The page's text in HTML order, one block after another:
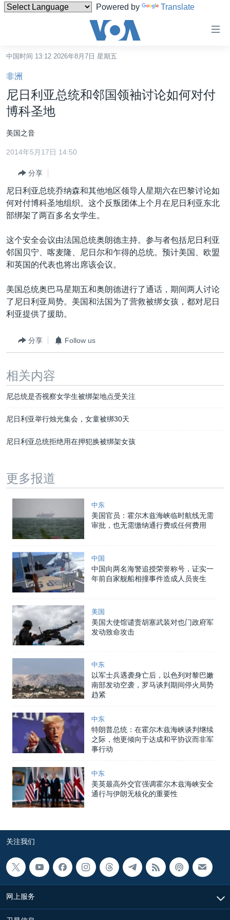
Powered by Translate
碍
链
接
跳
内
容
导
航
转
到
检
中国
最新国际新闻
印太
中东
非洲
美洲
全球议题
分类新闻
经济·金融·贸易
人权·法律·宗教
军事
劳工
环境
美中关系
热点专题
国会报道
美中关系
美国建国250周年
埃博拉疫情
重要讲话与声明
南中国海争端
关注西藏
关注新疆
GEN Z 看美国
VOA今日焦点
中文广播
关注我们
其他语言网站
中国时间 13:12 2026年8月7日 星期五
非洲
尼日利亚总统和邻国领袖讨论如何对付
博科圣地
美国之音
2014年5月17日 14:50
分享
尼日利亚总统乔纳森和其他地区领导人星期六在巴黎讨论如
何对付博科圣地组织。这个反叛团体上个月在尼日利亚东北
部绑架了两百多名女学生。
这个安全会议由法国总统奥朗德主持。参与者包括尼日利亚
邻国贝宁、喀麦隆、尼日尔和乍得的总统。预计美国、欧盟
和英国的代表也将出席该会议。
美国总统奥巴马星期五和奥朗德进行了通话，期间两人讨论
了尼日利亚局势。美国和法国为了营救被绑女孩，都对尼日
利亚提供了援助。
分享 Follow us
相关内容
尼总统是否视察女学生被绑架地点受关注
尼日利亚举行烛光集会，女童被绑30天
尼日利亚总统拒绝用在押犯换被绑架女孩
更多报道
中东
美国官员：霍尔木兹海峡临时航线无需
审批，也无需缴纳通行费或任何费用
中国
中国向两名海警追授荣誉称号，证实一
年前自家舰船相撞事件造成人员丧生
美国
美国大使馆谴责胡塞武装对也门政府军
发动致命攻击
中东
以军士兵遇袭身亡后，以色列对黎巴嫩
南部发动空袭，罗马谈判期间停火局势
趋紧
中东
特朗普总统：在霍尔木兹海峡谈判继续
之际，他更倾向于达成和平协议而非军
事行动
中东
美英最高外交官强调霍尔木兹海峡安全
通行与伊朗无核化的重要性
关注我们
网上服务